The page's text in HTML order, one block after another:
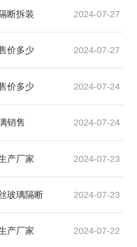
断拆装 2024-07-27
价多少 2024-07-27
价多少 2024-07-24
销售 2024-07-24
产厂家 2024-07-23
玻璃隔断 2024-07-23
产厂家 2024-07-22